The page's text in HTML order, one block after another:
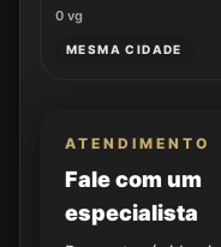
0 vg
MESMA CIDADE
ATENDIMENTO
Fale com um
especialista